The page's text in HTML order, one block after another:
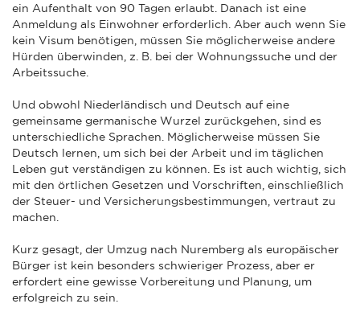
ein Aufenthalt von 90 Tagen erlaubt. Danach ist eine
Anmeldung als Einwohner erforderlich. Aber auch wenn Sie
kein Visum benötigen, müssen Sie möglicherweise andere
Hürden überwinden, z. B. bei der Wohnungssuche und der
Arbeitssuche.
Und obwohl Niederländisch und Deutsch auf eine
gemeinsame germanische Wurzel zurückgehen, sind es
unterschiedliche Sprachen. Möglicherweise müssen Sie
Deutsch lernen, um sich bei der Arbeit und im täglichen
Leben gut verständigen zu können. Es ist auch wichtig, sich
mit den örtlichen Gesetzen und Vorschriften, einschließlich
der Steuer- und Versicherungsbestimmungen, vertraut zu
machen.
Kurz gesagt, der Umzug nach Nuremberg als europäischer
Bürger ist kein besonders schwieriger Prozess, aber er
erfordert eine gewisse Vorbereitung und Planung, um
erfolgreich zu sein.